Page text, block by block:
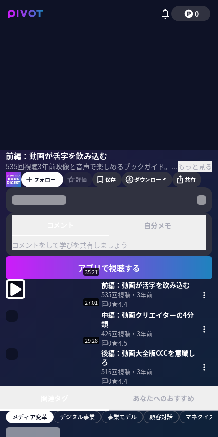
0
前編：動画が活字を飲み込む
535回視聴3年前 映像と音声で楽しめるブックガイド。話題の新刊の著者・訳者・編集者・思い入れのある人をゲストに呼び、ビジネスパーソンが吸収したい学びを、本の作り手に直接聞きます。 本1冊を読む時間がなかなか取れないという方も、この番組を通じて最新のビジネス書のエッセンスに触れられます。 ＜ゲスト＞ 明石ガクト｜ワンメディア CEO 2014年6月に新しい動画表現を追求するべくワンメディアを創業。これまで1,000人以上のクリエイターとともに、Youtube やTikTok などSNS プラットフォーム向けのコンテンツをプロデュースしている。2018年に、自身初となる著書『動画2.0 VISUAL STORY-TELLING』を上梓。「YouTube Works Awards Japan 2022」においてはクリエイターコラボレーション部門代表審査員を務める。 ＜目次＞ もっと見る
明石ガクト佐々木紀彦
フォロー 評価 保存 ダウンロード 共有
自分メモ
コメントをして学びを共有しましょう
アプリで視聴する
35:21
前編：動画が活字を飲み込む
535回視聴・ 3年前
0
4.4
27:01
中編：動画クリエイターの4分
類
426回視聴・ 3年前
0
4.5
29:28
後編：動画大全版CCCを意識し
ろ
516回視聴・ 3年前
0
4.4
あなたへのおすすめ
メディア変革 デジタル事業 事業モデル 顧客対話 マネタイズ